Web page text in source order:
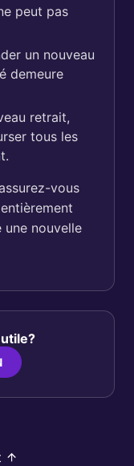
peut pas
un nouveau
demeure
retrait,
tous les
vous
une nouvelle